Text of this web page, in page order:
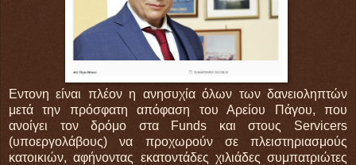
Εντονη είναι πλέον η ανησυχία όλων των δανειοληπτών
μετά την πρόσφατη απόφαση του Αρείου Πάγου, που
ανοίγει τον δρόμο στα Funds και στους Servicers
(υποεργολάβους) να προχωρούν σε πλειστηριασμούς
κατοικιών, αφήνοντας εκατοντάδες χιλιάδες συμπατριώτες